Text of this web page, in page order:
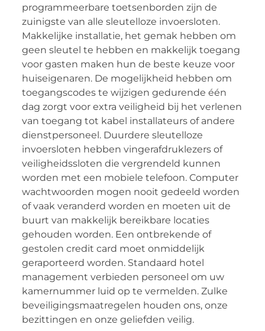
programmeerbare toetsenborden zijn de
zuinigste van alle sleutelloze invoersloten.
Makkelijke installatie, het gemak hebben om
geen sleutel te hebben en makkelijk toegang
voor gasten maken hun de beste keuze voor
huiseigenaren. De mogelijkheid hebben om
toegangscodes te wijzigen gedurende één
dag zorgt voor extra veiligheid bij het verlenen
van toegang tot kabel installateurs of andere
dienstpersoneel. Duurdere sleutelloze
invoersloten hebben vingerafdruklezers of
veiligheidssloten die vergrendeld kunnen
worden met een mobiele telefoon. Computer
wachtwoorden mogen nooit gedeeld worden
of vaak veranderd worden en moeten uit de
buurt van makkelijk bereikbare locaties
gehouden worden. Een ontbrekende of
gestolen credit card moet onmiddelijk
geraporteerd worden. Standaard hotel
management verbieden personeel om uw
kamernummer luid op te vermelden. Zulke
beveiligingsmaatregelen houden ons, onze
bezittingen en onze geliefden veilig.